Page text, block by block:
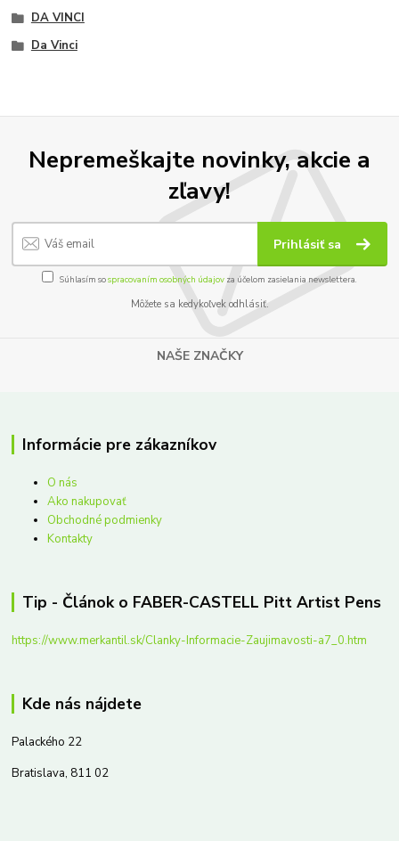
DA VINCI
Da Vinci
Nepremeškajte novinky, akcie a
zľavy!
Prihlásiť sa
Súhlasím sospracovaním osobných údajov za účelom zasielania newslettera.
Môžete sa kedykoľvek odhlásiť.
NAŠE ZNAČKY
Informácie pre zákazníkov
O nás
Ako nakupovať
Obchodné podmienky
Kontakty
Tip - Článok o FABER-CASTELL Pitt Artist Pens
https://www.merkantil.sk/Clanky-Informacie-Zaujimavosti-a7_0.htm
Kde nás nájdete
Palackého 22
Bratislava, 811 02